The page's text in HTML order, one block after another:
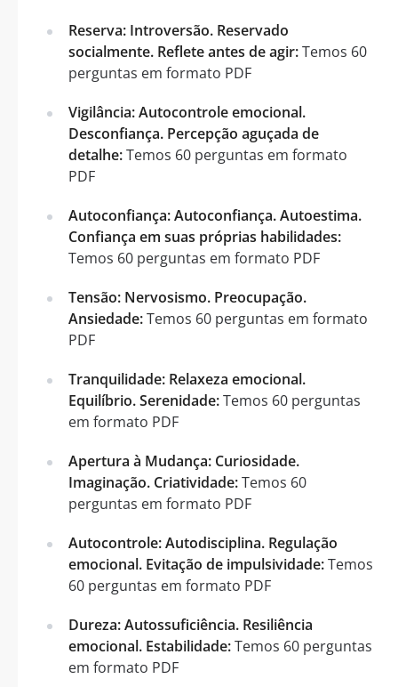
Reserva: Introversão. Reservado
socialmente. Reflete antes de agir:Temos 60
perguntas em formato PDF
Vigilância: Autocontrole emocional.
Desconfiança. Percepção aguçada de
detalhe:Temos 60 perguntas em formato
PDF
Autoconfiança: Autoconfiança. Autoestima.
Confiança em suas próprias habilidades:
Temos 60 perguntas em formato PDF
Tensão: Nervosismo. Preocupação.
Ansiedade:Temos 60 perguntas em formato
PDF
Tranquilidade: Relaxeza emocional.
Equilíbrio. Serenidade:Temos 60 perguntas
em formato PDF
Apertura à Mudança: Curiosidade.
Imaginação. Criatividade:Temos 60
perguntas em formato PDF
Autocontrole: Autodisciplina. Regulação
emocional. Evitação de impulsividade:Temos
60 perguntas em formato PDF
Dureza: Autossuficiência. Resiliência
emocional. Estabilidade:Temos 60 perguntas
em formato PDF